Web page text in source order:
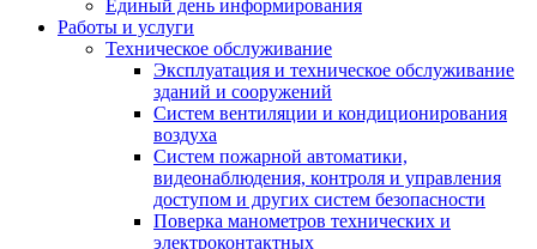
Единый день информирования
Работы и услуги
Техническое обслуживание
Эксплуатация и техническое обслуживание
зданий и сооружений
Систем вентиляции и кондиционирования
воздуха
Систем пожарной автоматики,
видеонаблюдения, контроля и управления
доступом и других систем безопасности
Поверка манометров технических и
электроконтактных